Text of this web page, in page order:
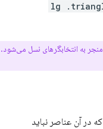
.lg
به انتخابگرهای نسل می‌شود.
که در آن عناصر نباید